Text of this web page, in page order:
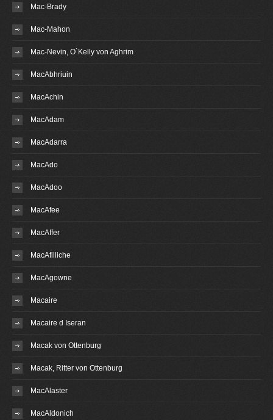
Mac-Brady
Mac-Mahon
Mac-Nevin, O`Kelly von Aghrim
MacAbhriuin
MacAchin
MacAdam
MacAdarra
MacAdo
MacAdoo
MacAfee
MacAffer
MacAfilliche
MacAgowne
Macaire
Macaire d Iseran
Macak von Ottenburg
Macak, Ritter von Ottenburg
MacAlaster
MacAldonich